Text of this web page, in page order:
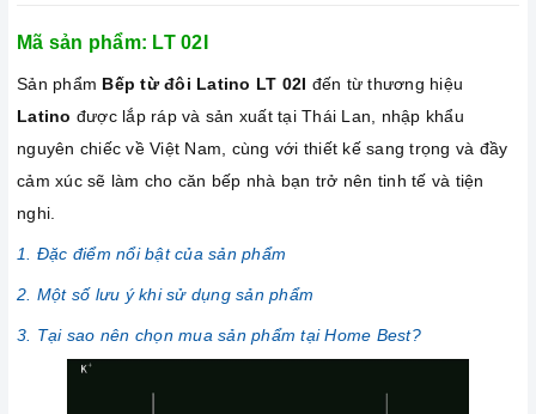
Mã sản phẩm: LT 02I
Sản phẩm Bếp từ đôi Latino LT 02I đến từ thương hiệu
Latino được lắp ráp và sản xuất tại Thái Lan, nhập khẩu
nguyên chiếc về Việt Nam, cùng với thiết kế sang trọng và đầy
cảm xúc sẽ làm cho căn bếp nhà bạn trở nên tinh tế và tiện
nghi.
1. Đặc điểm nổi bật của sản phẩm
2. Một số lưu ý khi sử dụng sản phẩm
3. Tại sao nên chọn mua sản phẩm tại Home Best?